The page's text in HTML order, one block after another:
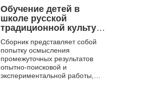
рождественских чтений, ХХII-
ХХIV Новосибирских
рождественски...
Обучение детей в
школе русской
традиционной культуры
"Васюганье". Сборник
научно-методических
статей
Сборник представляет собой
попытку осмысления
промежуточных результатов
опытно-поисковой и
экспериментальной работы,